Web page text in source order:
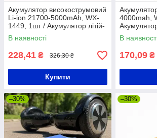
Акумулятор високострумовий
Li-ion 21700-5000mAh, WX-
1449, 1шт / Акумулятор літій-
іонний
В наявності
228,41 ₴ 326,30 ₴
Купити
4000mah,
Акумулятор
В
170,09 ₴
–30% –30%